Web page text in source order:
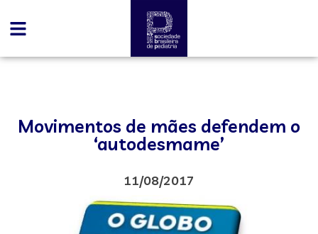
Movimentos de mães defendem o
‘autodesmame’
11/08/2017